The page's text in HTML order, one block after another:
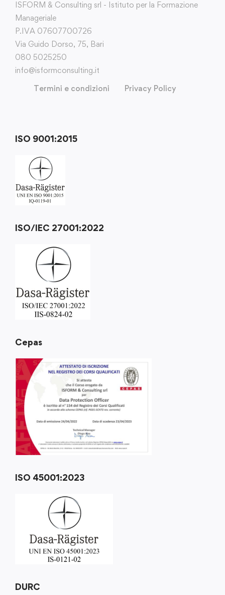
ISFORM & Consulting srl - Istituto per la Formazione
Manageriale
P.IVA 07607700726
Via Guido Dorso, 75, Bari
080 5025250
info@isformconsulting.it
Termini e condizioni
Privacy Policy
ISO 9001:2015
ISO/IEC 27001:2022
Cepas
ISO 45001:2023
DURC